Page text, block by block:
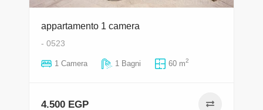
appartamento 1 camera
- 0523
1 Camera 1 Bagni 60 m2
4.500 EGP